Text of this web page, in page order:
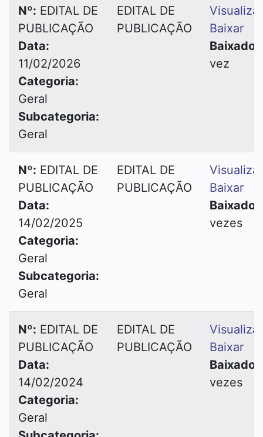
Nº: EDITAL DE
PUBLICAÇÃO
Data:
11/02/2026
Categoria:
Geral
Subcategoria:
Geral
EDITAL DE
PUBLICAÇÃO
Baixar
Baixado:
vez
Nº: EDITAL DE
PUBLICAÇÃO
Data:
14/02/2025
Categoria:
Geral
Subcategoria:
Geral
EDITAL DE
PUBLICAÇÃO
Baixar
Baixado:
vezes
Nº: EDITAL DE
PUBLICAÇÃO
Data:
14/02/2024
Categoria:
Geral
EDITAL DE
PUBLICAÇÃO
Baixar
Baixado:
vezes